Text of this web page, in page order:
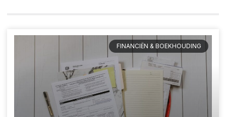
FINANCIËN & BOEKHOUDING